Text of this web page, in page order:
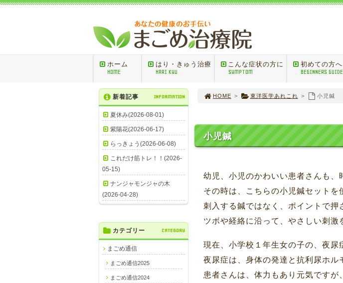
ホーム
HOME
はり・きゅう治療
HARI KYU
こんな症状の方に
SYMPTOM
初めての方へ
BEGINNERS GUIDE
HOME > 東洋医学あれこれ > 小児鍼
小児鍼
幼児、小児のかわいい患者さんも、
その時は、こちらの小児鍼セットを
刺入する鍼ではなく、ポイントで押
ツボや経絡に沿って、やさしい刺激
現在、小学校１年生女の子の、夜尿
夜尿症は、身体の発達と抗利尿ホル
患者さんは、体力もあり元気ですが
新着記事 INFORMATION
夏休み(2026-08-01)
紫陽花(2026-06-17)
らっきょう(2026-06-08)
これだけ筋トレ！！(2026-
05-15)
ナンジャモンジャの木
(2026-04-28)
カテゴリー CATEGORY
まごめ通信
まごめ通信2025
まごめ通信2024